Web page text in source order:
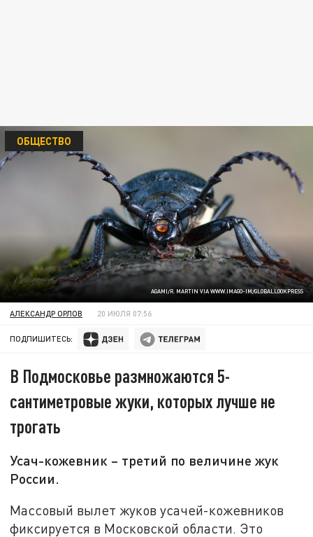
AGAMI/R. MARTIN VIA WWW.IMAGO-IM/GLOBALLOOKPRESS
ОБЩЕСТВО
АЛЕКСАНДР ОРЛОВ 20 ИЮЛЯ 07:56
ПОДПИШИТЕСЬ:
В Подмосковье размножаются 5-
сантиметровые жуки, которых лучше не
трогать
Усач-кожевник – третий по величине жук
России.
Массовый вылет жуков усачей-кожевников
фиксируется в Московской области. Это